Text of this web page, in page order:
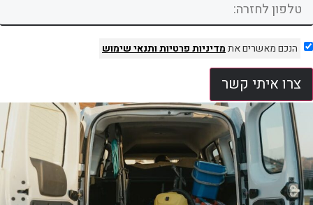
הנכם מאשרים אתמדיניות פרטיותותנאי שימוש
צרו איתי קשר